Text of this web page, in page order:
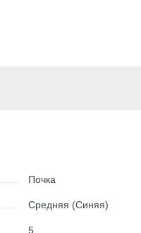
Почка
Средняя (Синяя)
5